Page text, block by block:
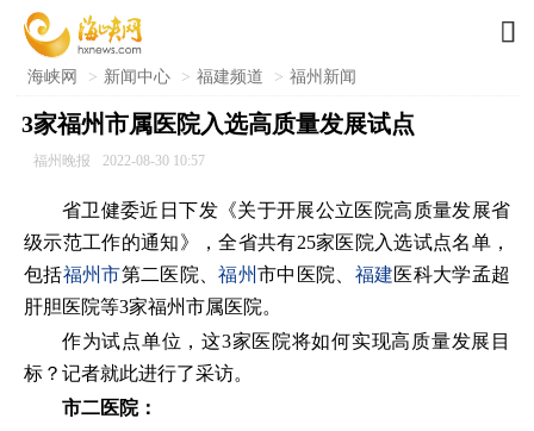

海峡网 > 新闻中心 > 福建频道 > 福州新闻
3家福州市属医院入选高质量发展试点
福州晚报 2022-08-30 10:57
省卫健委近日下发《关于开展公立医院高质量发展省
级示范工作的通知》，全省共有25家医院入选试点名单，
包括福州市第二医院、福州市中医院、 福建医科大学孟超
肝胆医院等3家福州市属医院。
作为试点单位，这3家医院将如何实现高质量发展目
标？记者就此进行了采访。
市二医院：